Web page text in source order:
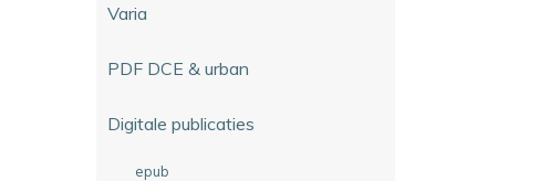
Varia
PDF DCE & urban
Digitale publicaties
epub